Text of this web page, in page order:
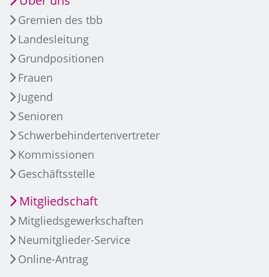
Gremien des tbb
Landesleitung
Grundpositionen
Frauen
Jugend
Senioren
Schwerbehindertenvertreter
Kommissionen
Geschäftsstelle
Mitgliedschaft
Mitgliedsgewerkschaften
Neumitglieder-Service
Online-Antrag